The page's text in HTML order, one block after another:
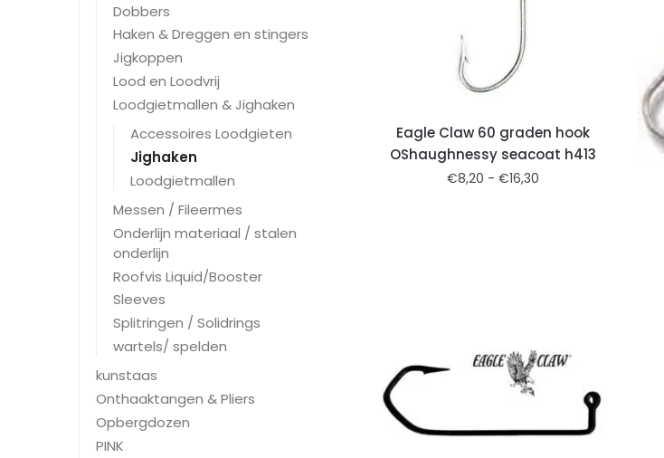
Eagle Claw 60 graden hook
OShaughnessy seacoat h413
€8,20 - €16,30
Dobbers
Haken & Dreggen en stingers
Jigkoppen
Lood en Loodvrij
Loodgietmallen & Jighaken
Accessoires Loodgieten
Jighaken
Loodgietmallen
Messen / Fileermes
Onderlijn materiaal / stalen
onderlijn
Roofvis Liquid/Booster
Sleeves
Splitringen / Solidrings
wartels/ spelden
kunstaas
Onthaaktangen & Pliers
Opbergdozen
PINK